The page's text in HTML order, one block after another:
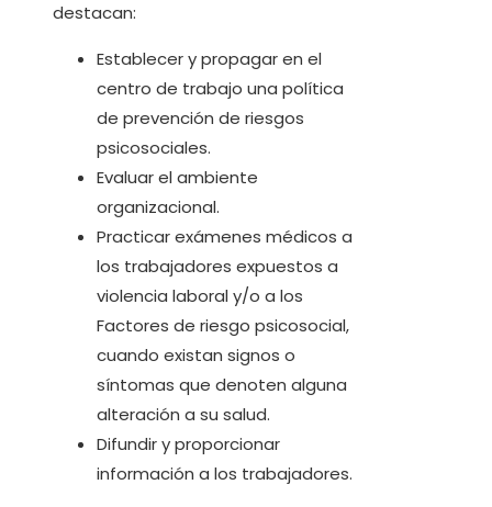
destacan:
Establecer y propagar en el
centro de trabajo una política
de prevención de riesgos
psicosociales.
Evaluar el ambiente
organizacional.
Practicar exámenes médicos a
los trabajadores expuestos a
violencia laboral y/o a los
Factores de riesgo psicosocial,
cuando existan signos o
síntomas que denoten alguna
alteración a su salud.
Difundir y proporcionar
información a los trabajadores.